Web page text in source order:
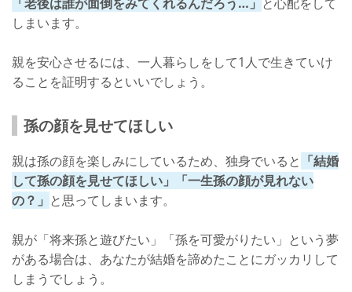
しまいます。
親を安心させるには、一人暮らしをして1人で生きていけ
ることを証明するといいでしょう。
孫の顔を見せてほしい
親は孫の顔を楽しみにしているため、独身でいると 「結婚
して孫の顔を見せてほしい」「一生孫の顔が見れない
の？」 と思ってしまいます。
親が「将来孫と遊びたい」「孫を可愛がりたい」という夢
がある場合は、あなたが結婚を諦めたことにガッカリして
しまうでしょう。